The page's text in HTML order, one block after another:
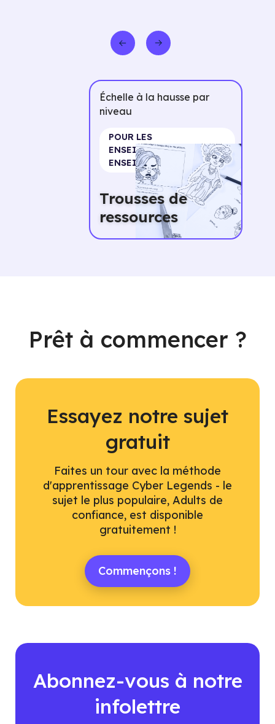
Échelle à la hausse par
niveau
POUR LES
ENSEIGNANTES ET
ENSEIGNANTS
Trousses de
ressources
Prêt à commencer ?
Essayez notre sujet
gratuit
Faites un tour avec la méthode
d'apprentissage Cyber Legends - le
sujet le plus populaire, Adults de
confiance, est disponible
gratuitement !
Commençons !
Abonnez-vous à notre
infolettre